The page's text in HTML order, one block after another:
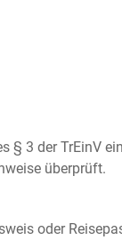
§ 3 der TrEinV
überprüft.
oder